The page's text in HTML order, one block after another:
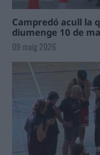
Campredó acull la
diumenge 10 de
09 maig 2026